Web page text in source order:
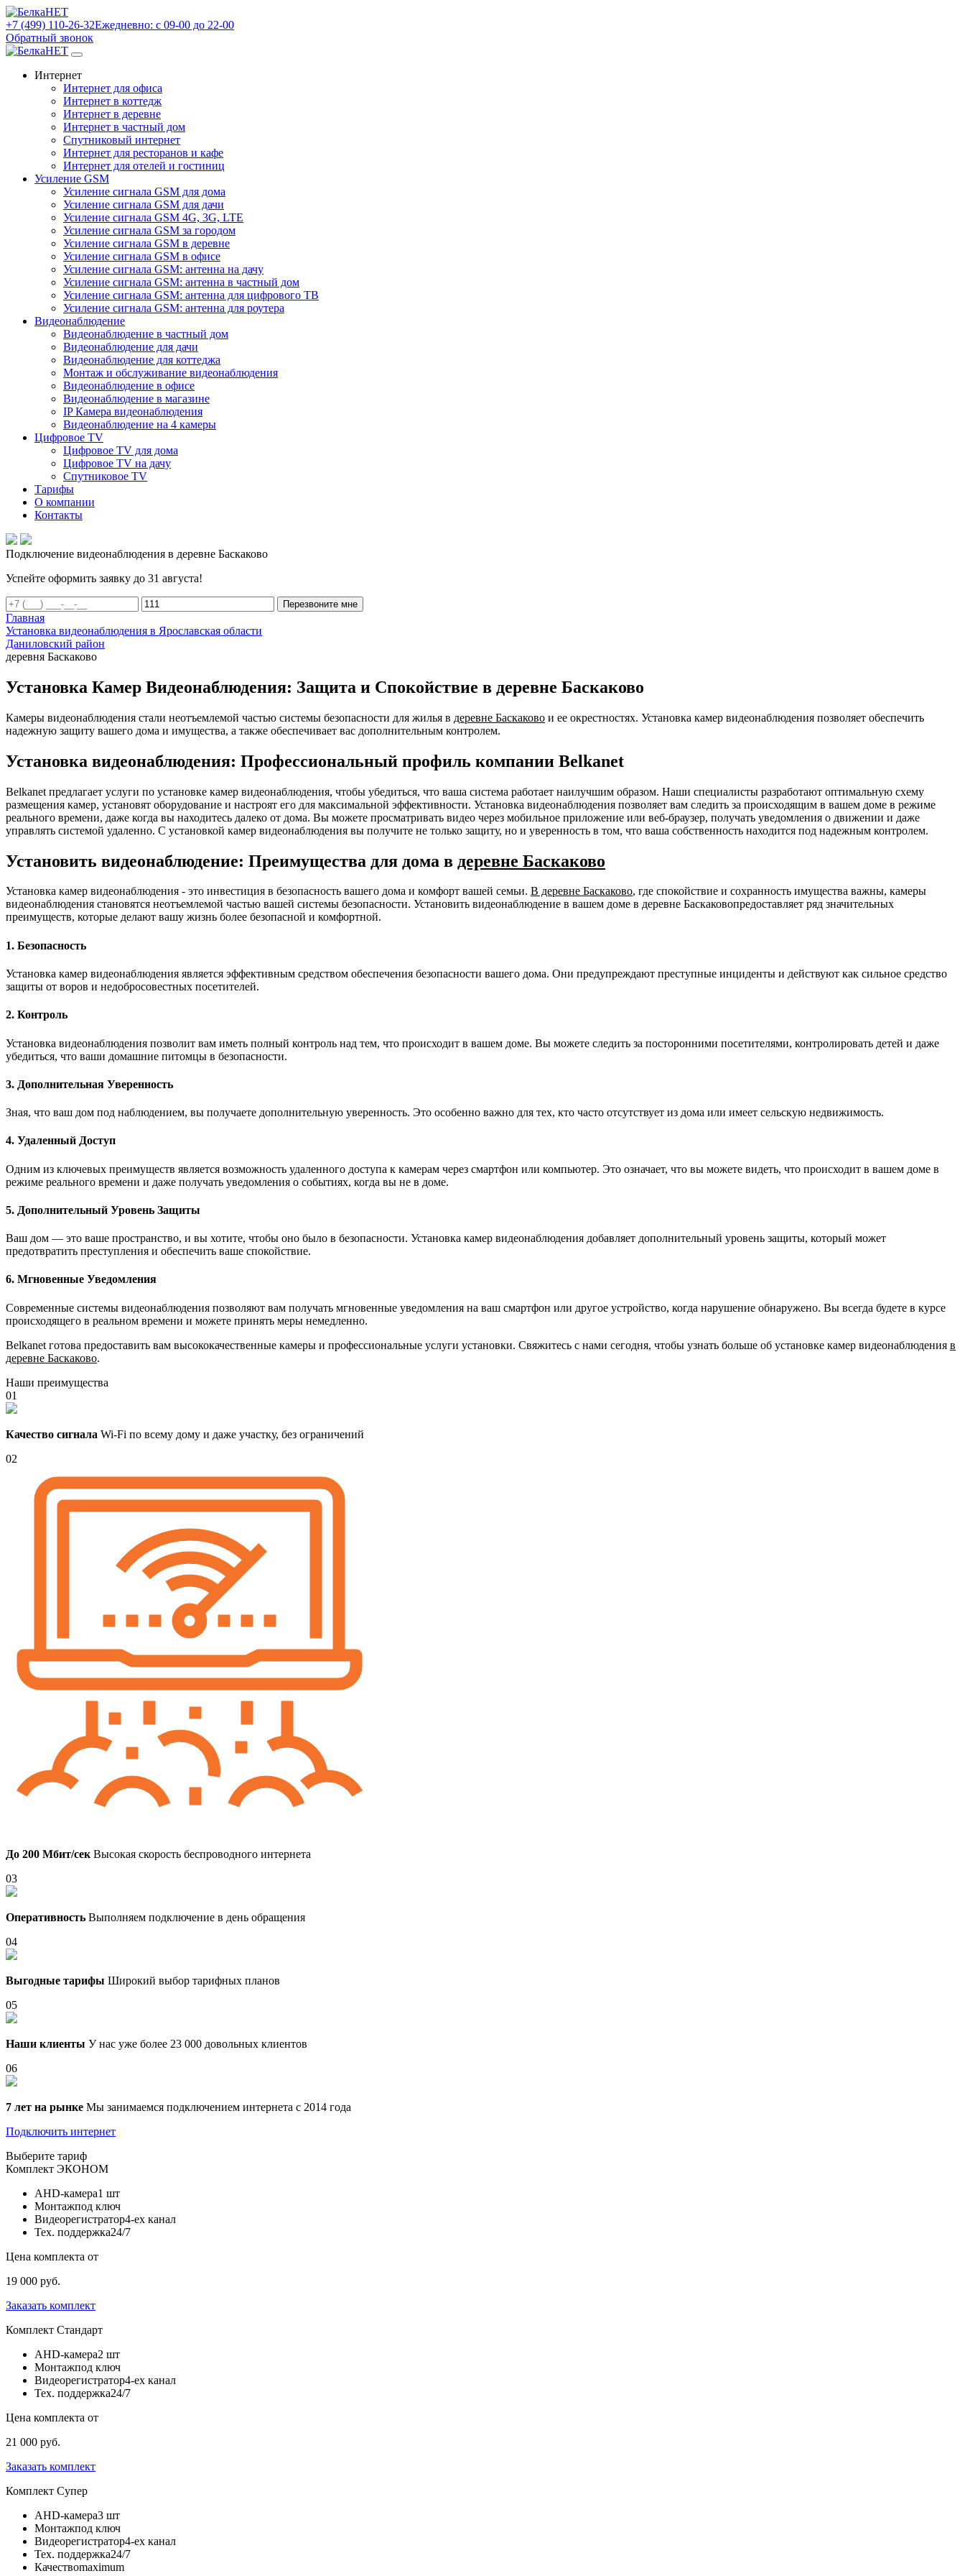
+7 (499) 110-26-32Ежедневно: с 09-00 до 22-00
Обратный звонок
Интернет
Интернет для офиса
Интернет в коттедж
Интернет в деревне
Интернет в частный дом
Спутниковый интернет
Интернет для ресторанов и кафе
Интернет для отелей и гостиниц
Усиление GSM
Усиление сигнала GSM для дома
Усиление сигнала GSM для дачи
Усиление сигнала GSM 4G, 3G, LTE
Усиление сигнала GSM за городом
Усиление сигнала GSM в деревне
Усиление сигнала GSM в офисе
Усиление сигнала GSM: антенна на дачу
Усиление сигнала GSM: антенна в частный дом
Усиление сигнала GSM: антенна для цифрового ТВ
Усиление сигнала GSM: антенна для роутера
Видеонаблюдение
Видеонаблюдение в частный дом
Видеонаблюдение для дачи
Видеонаблюдение для коттеджа
Монтаж и обслуживание видеонаблюдения
Видеонаблюдение в офисе
Видеонаблюдение в магазине
IP Камера видеонаблюдения
Видеонаблюдение на 4 камеры
Цифровое TV
Цифровое TV для дома
Цифровое TV на дачу
Спутниковое TV
Тарифы
О компании
Контакты
Подключение видеонаблюдения в деревне Баскаково
Успейте оформить заявку до 31 августа!
Перезвоните мне
Главная
Установка видеонаблюдения в Ярославская области
Даниловский район
деревня Баскаково
Установка Камер Видеонаблюдения: Защита и Спокойствие в деревне Баскаково
Камеры видеонаблюдения стали неотъемлемой частью системы безопасности для жилья в деревне Баскаково и ее окрестностях. Установка камер видеонаблюдения позволяет обеспечить
надежную защиту вашего дома и имущества, а также обеспечивает вас дополнительным контролем.
Установка видеонаблюдения: Профессиональный профиль компании Belkanet
Belkanet предлагает услуги по установке камер видеонаблюдения, чтобы убедиться, что ваша система работает наилучшим образом. Наши специалисты разработают оптимальную схему
размещения камер, установят оборудование и настроят его для максимальной эффективности. Установка видеонаблюдения позволяет вам следить за происходящим в вашем доме в режиме
реального времени, даже когда вы находитесь далеко от дома. Вы можете просматривать видео через мобильное приложение или веб-браузер, получать уведомления о движении и даже
управлять системой удаленно. С установкой камер видеонаблюдения вы получите не только защиту, но и уверенность в том, что ваша собственность находится под надежным контролем.
Установить видеонаблюдение: Преимущества для дома в деревне Баскаково
Установка камер видеонаблюдения - это инвестиция в безопасность вашего дома и комфорт вашей семьи. В деревне Баскаково, где спокойствие и сохранность имущества важны, камеры
видеонаблюдения становятся неотъемлемой частью вашей системы безопасности. Установить видеонаблюдение в вашем доме в деревне Баскаковопредоставляет ряд значительных
преимуществ, которые делают вашу жизнь более безопасной и комфортной.
1. Безопасность
Установка камер видеонаблюдения является эффективным средством обеспечения безопасности вашего дома. Они предупреждают преступные инциденты и действуют как сильное средство
защиты от воров и недобросовестных посетителей.
2. Контроль
Установка видеонаблюдения позволит вам иметь полный контроль над тем, что происходит в вашем доме. Вы можете следить за посторонними посетителями, контролировать детей и даже
убедиться, что ваши домашние питомцы в безопасности.
3. Дополнительная Уверенность
Зная, что ваш дом под наблюдением, вы получаете дополнительную уверенность. Это особенно важно для тех, кто часто отсутствует из дома или имеет сельскую недвижимость.
4. Удаленный Доступ
Одним из ключевых преимуществ является возможность удаленного доступа к камерам через смартфон или компьютер. Это означает, что вы можете видеть, что происходит в вашем доме в
режиме реального времени и даже получать уведомления о событиях, когда вы не в доме.
5. Дополнительный Уровень Защиты
Ваш дом — это ваше пространство, и вы хотите, чтобы оно было в безопасности. Установка камер видеонаблюдения добавляет дополнительный уровень защиты, который может
предотвратить преступления и обеспечить ваше спокойствие.
6. Мгновенные Уведомления
Современные системы видеонаблюдения позволяют вам получать мгновенные уведомления на ваш смартфон или другое устройство, когда нарушение обнаружено. Вы всегда будете в курсе
происходящего в реальном времени и можете принять меры немедленно.
Belkanet готова предоставить вам высококачественные камеры и профессиональные услуги установки. Свяжитесь с нами сегодня, чтобы узнать больше об установке камер видеонаблюдения в
деревне Баскаково.
Наши преимущества
01
Качество сигнала Wi-Fi по всему дому и даже участку, без ограничений
02
До 200 Мбит/сек Высокая скорость беспроводного интернета
03
Оперативность Выполняем подключение в день обращения
04
Выгодные тарифы Широкий выбор тарифных планов
05
Наши клиенты У нас уже более 23 000 довольных клиентов
06
7 лет на рынке Мы занимаемся подключением интернета с 2014 года
Подключить интернет
Выберите тариф
Комплект ЭКОНОМ
AHD-камера1 шт
Монтажпод ключ
Видеорегистратор4-ех канал
Тех. поддержка24/7
Цена комплекта от
19 000 руб.
Заказать комплект
Комплект Стандарт
AHD-камера2 шт
Монтажпод ключ
Видеорегистратор4-ех канал
Тех. поддержка24/7
Цена комплекта от
21 000 руб.
Заказать комплект
Комплект Супер
AHD-камера3 шт
Монтажпод ключ
Видеорегистратор4-ех канал
Тех. поддержка24/7
Качествоmaximum